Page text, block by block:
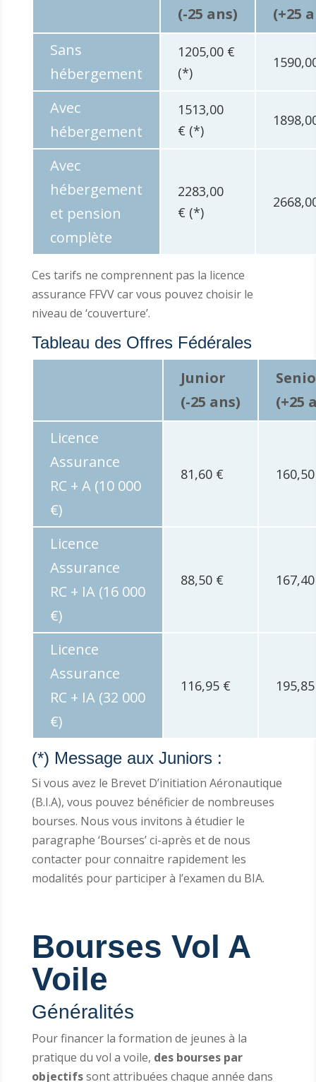
(-25 ans)
(+25
Sans
hébergement
1205,00 €
(*)
Avec
hébergement
1513,00
€ (*)
Avec
hébergement
et pension
complète
2283,00
€ (*)
Ces tarifs ne comprennent pas la licence
assurance FFVV car vous pouvez choisir le
niveau de ‘couverture’.
Tableau des Offres Fédérales
Junior
(-25 ans)
(+25
Licence
Assurance
RC + A (10 000
€)
81,60 €
Licence
Assurance
RC + IA (16 000
€)
88,50 €
Licence
Assurance
RC + IA (32 000
€)
116,95 €
(*) Message aux Juniors :
Si vous avez le Brevet D’initiation Aéronautique
(B.I.A), vous pouvez bénéficier de nombreuses
bourses. Nous vous invitons à étudier le
paragraphe ‘Bourses’ ci-après et de nous
contacter pour connaitre rapidement les
modalités pour participer à l’examen du BIA.
Bourses Vol A
Voile
Généralités
Pour financer la formation de jeunes à la
pratique du vol a voile, des bourses par
objectifssont attribuées chaque année dans